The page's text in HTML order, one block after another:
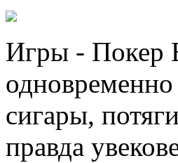
Игры - Покер
сигары,
правда